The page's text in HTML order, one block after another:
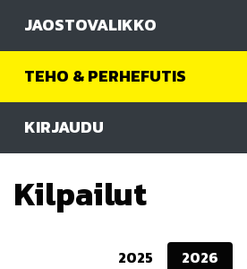
JAOSTOVALIKKO
TEHO & PERHEFUTIS
KIRJAUDU
Kilpailut
2025 2026